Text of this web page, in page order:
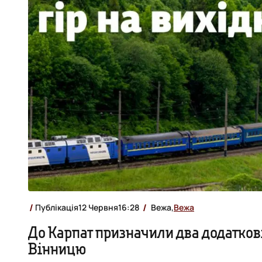
Публікація12 Червня16:28 Вежа,Вежа
До Карпат призначили два
Вінницю